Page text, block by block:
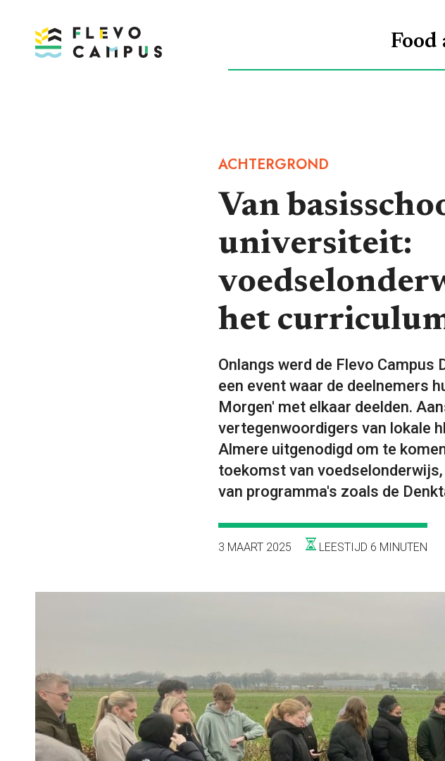
Food
PROGRAMMA’S
ACHTERGROND
Van
universiteit:
het
Onlangs werd de Flevo
een event waar de deelnemers
Morgen' met elkaar deelden.
vertegenwoordigers van lokale
Almere uitgenodigd om te
toekomst van
van programma's zoals de
3 MAART 2025 LEESTIJD 6 MINUTEN